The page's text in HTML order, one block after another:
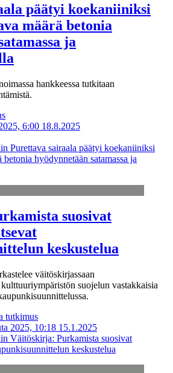
päätyi koekaniiniksi
määrä betonia
ja
hankkeessa tutkitaan
6:00 18.8.2025
Purettava sairaala päätyi koekaniiniksi
hyödynnetään satamassa ja
suosivat
keskustelua
väitöskirjassaan
suojelun vastakkaisia
tutkimus
2025, 10:18 15.1.2025
Väitöskirja: Purkamista suosivat
keskustelua